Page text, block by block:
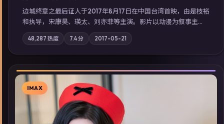
边城终章之最后证人于2017年8月17日在中国台湾首映，由是枝裕
和执导，宋康昊、瑛太、刘亦菲等主演。影片以动漫为叙事主
轴，两代人的执念在暴风雨夜正面相撞；摄影与配乐强化地域气
质；站内亦可通过「国产免费观看高清电视剧在线看」延展检索
同类型高分佳作，畅享高清在线追剧体验。
48,287 热度 7.4分 2017-05-21
IMAX